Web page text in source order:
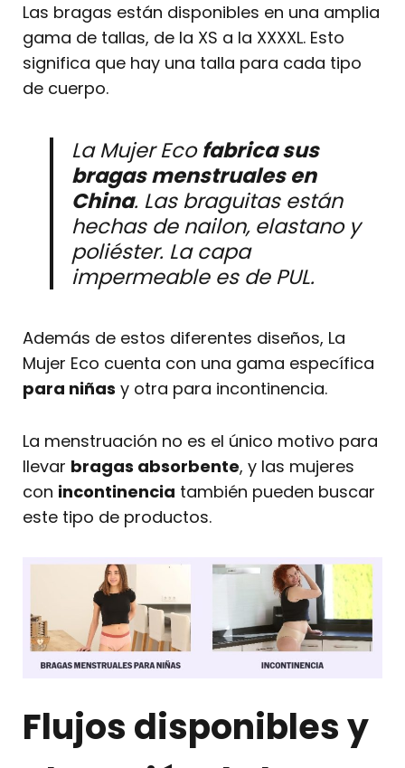
Las bragas están disponibles en una amplia
gama de tallas, de la XS a la XXXXL. Esto
significa que hay una talla para cada tipo
de cuerpo.
La Mujer Ecofabrica sus
bragas menstruales en
China. Las braguitas están
hechas de nailon, elastano y
poliéster. La capa
impermeable es de PUL.
Además de estos diferentes diseños, La
Mujer Eco cuenta con una gama específica
para niñas y otra para incontinencia.
La menstruación no es el único motivo para
llevar bragas absorbente, y las mujeres
con incontinencia también pueden buscar
este tipo de productos.
Flujos disponibles y